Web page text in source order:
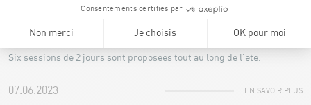
Nos stages d'escalade des vacances d'été
LE MUR D'ESCALADE
Six sessions de 2 jours sont proposées tout au long de l'été.
07.06.2023 EN SAVOIR PLUS